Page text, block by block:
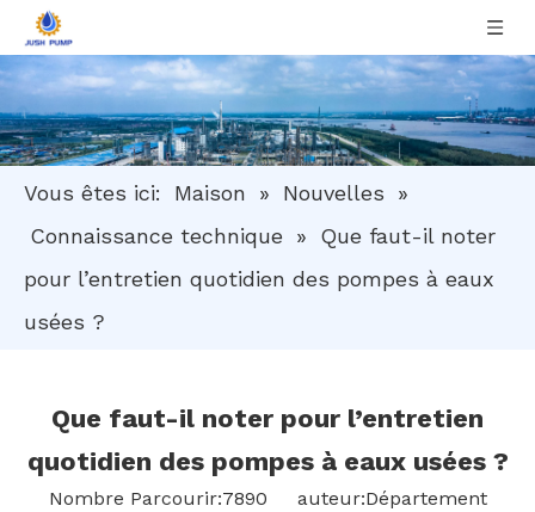
Vous êtes ici: Maison » Nouvelles
»
Connaissance technique
»
Que faut-il noter
pour l’entretien quotidien des pompes à eaux
usées ?
Que faut-il noter pour l’entretien
quotidien des pompes à eaux usées ?
Nombre Parcourir:7890 auteur:Département